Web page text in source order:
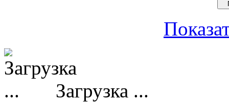
Загрузка ...